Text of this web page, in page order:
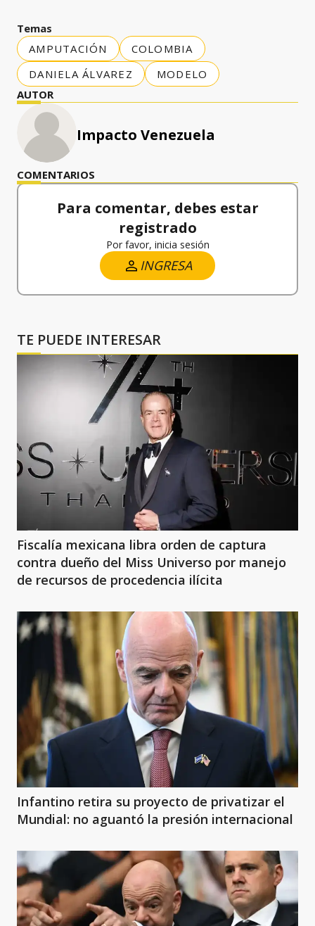
Temas
AMPUTACIÓN
COLOMBIA
DANIELA ÁLVAREZ
MODELO
AUTOR
Impacto Venezuela
COMENTARIOS
Para comentar, debes estar
registrado
Por favor, inicia sesión
INGRESA
TE PUEDE INTERESAR
Fiscalía mexicana libra orden de captura
contra dueño del Miss Universo por manejo
de recursos de procedencia ilícita
Infantino retira su proyecto de privatizar el
Mundial: no aguantó la presión internacional